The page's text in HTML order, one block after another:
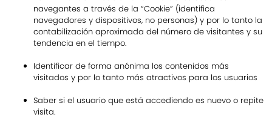
navegantes a través de la “Cookie” (identifica
navegadores y dispositivos, no personas) y por lo tanto la
contabilización aproximada del número de visitantes y su
tendencia en el tiempo.
Identificar de forma anónima los contenidos más
visitados y por lo tanto más atractivos para los usuarios
Saber si el usuario que está accediendo es nuevo o repite
visita.